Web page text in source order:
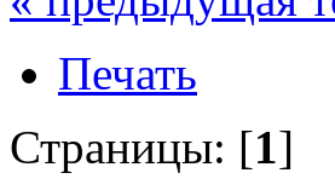
Печать
Страницы: [1]